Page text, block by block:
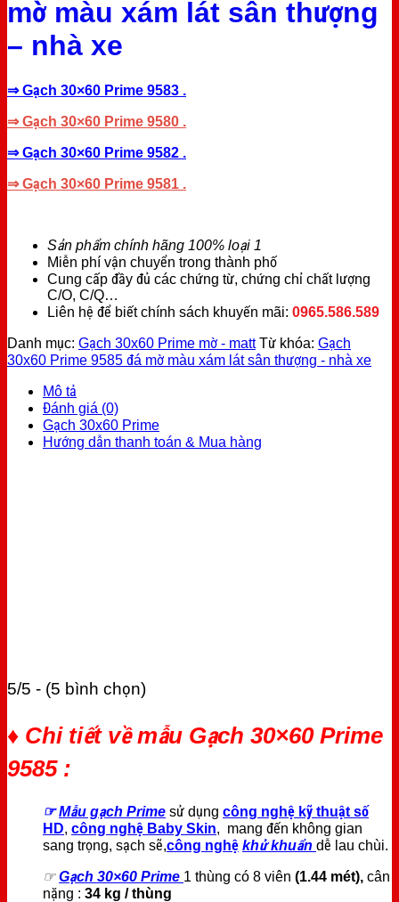
mờ màu xám lát sân thượng
– nhà xe
⇒ Gạch 30×60 Prime 9583 .
⇒ Gạch 30×60 Prime 9580 .
⇒ Gạch 30×60 Prime 9582 .
⇒ Gạch 30×60 Prime 9581 .
Sản phẩm chính hãng 100% loại 1
Miễn phí vận chuyển trong thành phố
Cung cấp đầy đủ các chứng từ, chứng chỉ chất lượng
C/O, C/Q…
Liên hệ để biết chính sách khuyến mãi: 0965.586.589
Danh mục: Gạch 30x60 Prime mờ - matt Từ khóa: Gạch
30x60 Prime 9585 đá mờ màu xám lát sân thượng - nhà xe
Mô tả
Đánh giá (0)
Gạch 30x60 Prime
Hướng dẫn thanh toán & Mua hàng
5/5 - (5 bình chọn)
♦ Chi tiết về mẫu Gạch 30×60 Prime
9585 :
☞Mẫu gạch Prime sử dụng công nghệ kỹ thuật số
HD, công nghệ Baby Skin, mang đến không gian
sang trọng, sạch sẽ,công nghệ khử khuẩn dễ lau chùi.
☞Gạch 30×60 Prime 1 thùng có 8 viên (1.44 mét), cân
nặng : 34 kg / thùng